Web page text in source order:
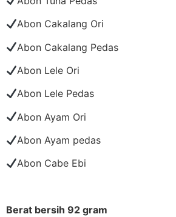
Abon Cakalang Ori
Abon Cakalang Pedas
Abon Lele Ori
Abon Lele Pedas
Abon Ayam Ori
Abon Ayam pedas
Abon Cabe Ebi
Berat bersih 92 gram